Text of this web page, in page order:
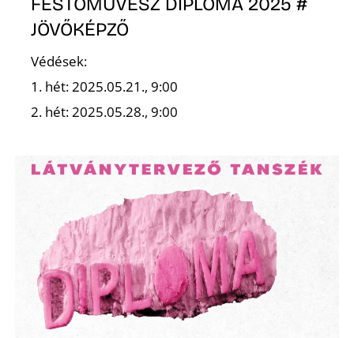
JÖVŐKÉPZŐ
Védések:
1. hét: 2025.05.21., 9:00
2. hét: 2025.05.28., 9:00